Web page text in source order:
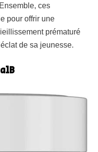
ces
pour offrir une
prématuré
de sa jeunesse.